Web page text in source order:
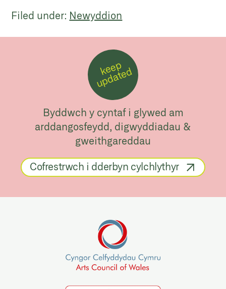
Filed under: Newyddion
k
e
e
p
u
p
d
a
t
e
d
Byddwch y cyntaf i glywed am
arddangosfeydd, digwyddiadau &
gweithgareddau
Cofrestrwch i dderbyn cylchlythyr